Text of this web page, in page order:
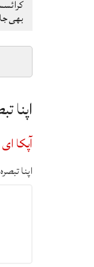
بھی
اپنا
آپکا
اپنا